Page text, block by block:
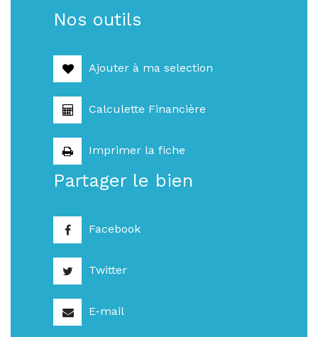
Nos outils
Ajouter à ma selection
Calculette Financière
Imprimer la fiche
Partager le bien
Facebook
Twitter
E-mail